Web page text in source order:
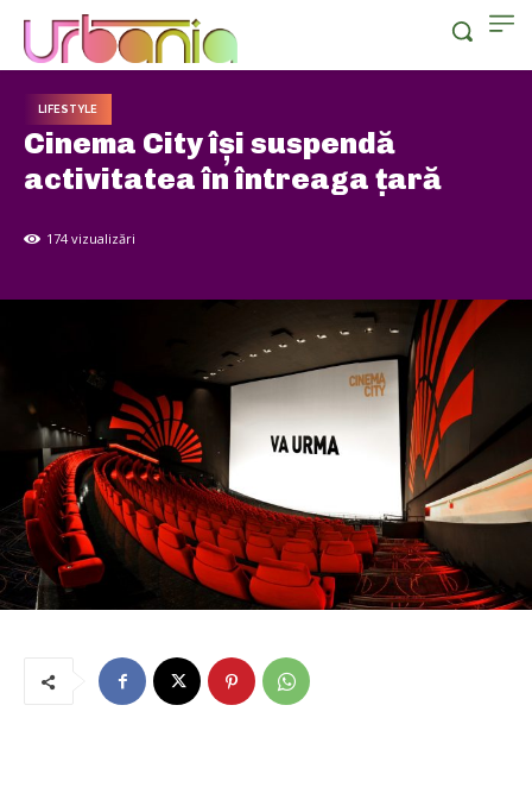
LIFESTYLE
Cinema City își suspendă
activitatea în întreaga țară
174vizualizări